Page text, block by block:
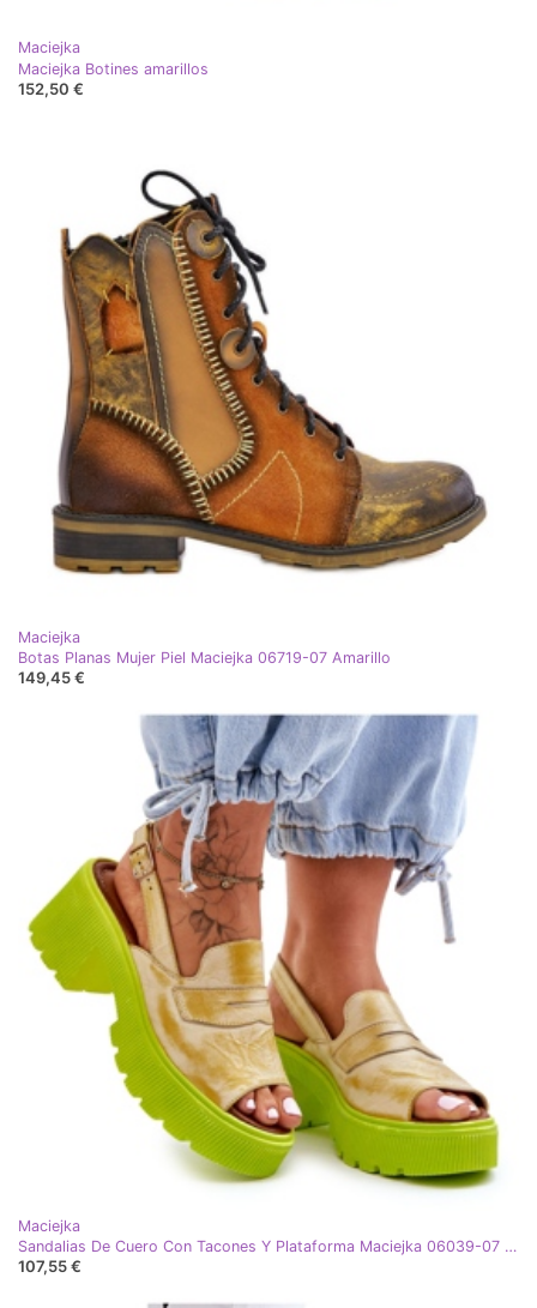
Maciejka
Maciejka Botines amarillos
152,50 €
Maciejka
Botas Planas Mujer Piel Maciejka 06719-07 Amarillo
149,45 €
Maciejka
Sandalias De Cuero Con Tacones Y Plataforma Maciejka 06039-07 Amarillo
107,55 €